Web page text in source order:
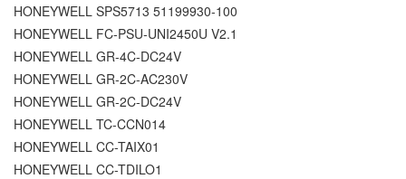
HONEYWELL SPS5713 51199930-100
HONEYWELL FC-PSU-UNI2450U V2.1
HONEYWELL GR-4C-DC24V
HONEYWELL GR-2C-AC230V
HONEYWELL GR-2C-DC24V
HONEYWELL TC-CCN014
HONEYWELL CC-TAIX01
HONEYWELL CC-TDILO1